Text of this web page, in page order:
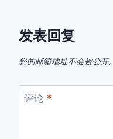
发表回复
您的邮箱地址不会被公开。
评论 *